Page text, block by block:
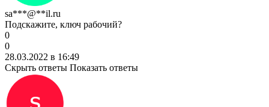
sa***@**il.ru
Подскажите, ключ рабочий?
0
0
28.03.2022 в 16:49
Скрыть ответы Показать ответы